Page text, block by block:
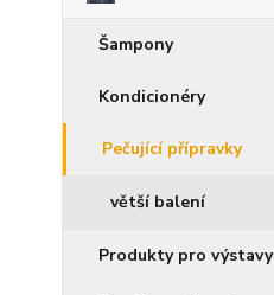
Šampony
Kondicionéry
Pečující přípravky
větší balení
Produkty pro výstavy